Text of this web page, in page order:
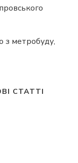
з метробуду,
СТАТТІ